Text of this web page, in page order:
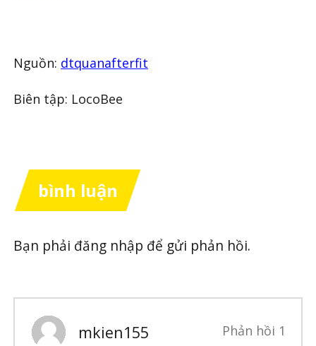
Nguồn: dtquanafterfit
Biên tập: LocoBee
bình luận
Bạn phải đăng nhập để gửi phản hồi.
mkien155 Phản hồi 1